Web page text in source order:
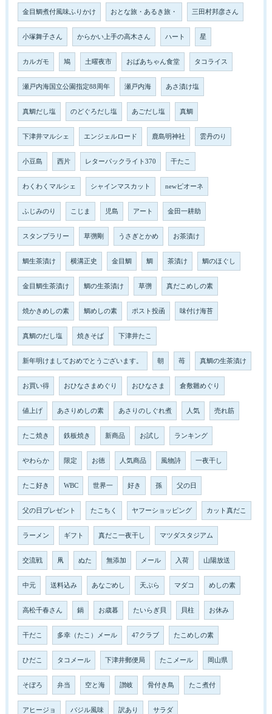
金目鯛煮付風味ふりかけ おとな旅・あるき旅・ 三田村邦彦さん
小塚舞子さん からかい上手の高木さん ハート 星
カルガモ 鳩 土曜夜市 おばあちゃん食堂 タコライス
瀬戸内海国立公園指定88周年 瀬戸内海 あさ漬け塩
真鯛だし塩 のどぐろだし塩 あごだし塩 真鯛
下津井マルシェ エンジェルロード 鹿島明神社 雲丹のり
小豆島 西片 レターパックライト370 干たこ
わくわくマルシェ シャインマスカット newピオーネ
ふじみのり こじま 児島 アート 金田一耕助
スタンプラリー 草彅剛 うさぎとかめ お茶漬け
鯛生茶漬け 横溝正史 金目鯛 鯛 茶漬け 鯛のほぐし
金目鯛生茶漬け 鯛の生茶漬け 草彅 真だこめしの素
焼かきめしの素 鯛めしの素 ポスト投函 味付け海苔
真鯛のだし塩 焼きそば 下津井たこ
新年明けましておめでとうございます。 朝 苺 真鯛の生茶漬け
お買い得 おひなさまめぐり おひなさま 倉敷雛めぐり
値上げ あさりめしの素 あさりのしぐれ煮 人気 売れ筋
たこ焼き 鉄板焼き 新商品 お試し ランキング
やわらか 限定 お徳 人気商品 風物詩 一夜干し
たこ好き WBC 世界一 好き 孫 父の日
父の日プレゼント たこちく ヤフーショッピング カット真だこ
ラーメン ギフト 真だこ一夜干し マツダスタジアム
交流戦 凧 ぬた 無添加 メール 入荷 山陽放送
中元 送料込み あなごめし 天ぷら マダコ めしの素
高松千春さん 鍋 お歳暮 たいらぎ貝 貝柱 お休み
干だこ 多幸（たこ）メール 47クラブ たこめしの素
ひだこ タコメール 下津井郵便局 たこメール 岡山県
そぼろ 弁当 空と海 讃岐 骨付き鳥 たこ煮付
アヒージョ バジル風味 訳あり サラダ